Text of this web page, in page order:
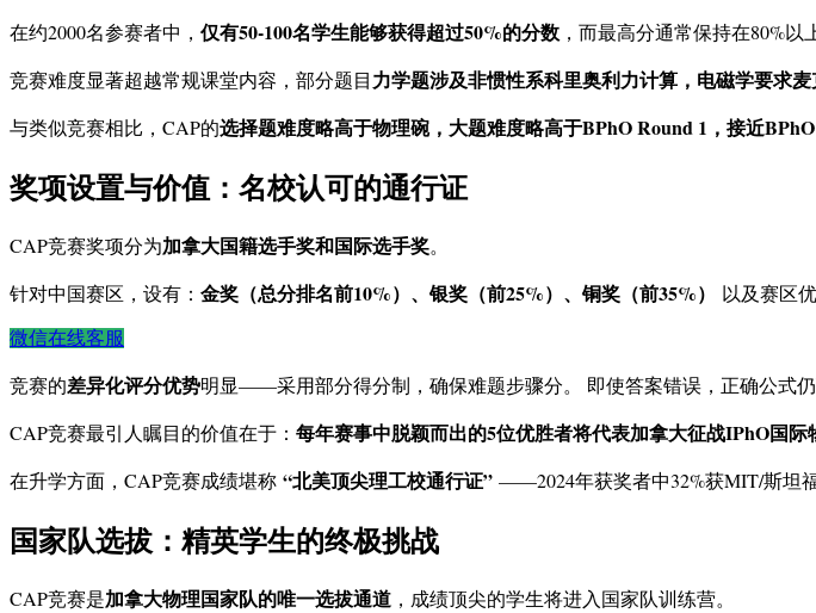
在约2000名参赛者中， 仅有50-100名学生能够获得超过50%的分数 ，而最高分通常保持在80%以
竞赛难度显著超越常规课堂内容，部分题目力学题涉及非惯性系科里奥利力计算，电磁学要求
与类似竞赛相比，CAP的选择题难度略高于物理碗，大题难度略高于BPhO Round 1，接近
奖项设置与价值：名校认可的通行证
CAP竞赛奖项分为加拿大国籍选手奖和国际选手奖。
针对中国赛区，设有： 金奖（总分排名前10%）、银奖（前25%）、铜奖（前35%） 以及赛区
微信在线客服
竞赛的差异化评分优势明显——采用部分得分制，确保难题步骤分。 即使答案错误，正确公式仍
CAP竞赛最引人瞩目的价值在于： 每年赛事中脱颖而出的5位优胜者将代表加拿大征战IPhO国际
在升学方面，CAP竞赛成绩堪称 “北美顶尖理工校通行证” ——2024年获奖者中32%获MIT/斯坦
国家队选拔：精英学生的终极挑战
CAP竞赛是加拿大物理国家队的唯一选拔通道 ，成绩顶尖的学生将进入国家队训练营。